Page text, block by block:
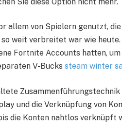
allem von Spielern genutzt,
weit verbreitet war wie
Fortnite Accounts hatten,
V-Bucks steam winter
und die Verknüpfung von
die Konten nahtlos verknüpft